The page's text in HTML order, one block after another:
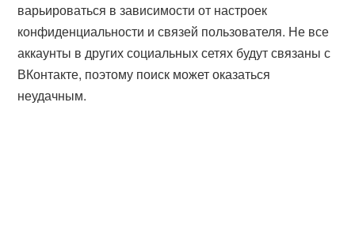
варьироваться в зависимости от настроек
конфиденциальности и связей пользователя. Не все
аккаунты в других социальных сетях будут связаны с
ВКонтакте, поэтому поиск может оказаться
неудачным.